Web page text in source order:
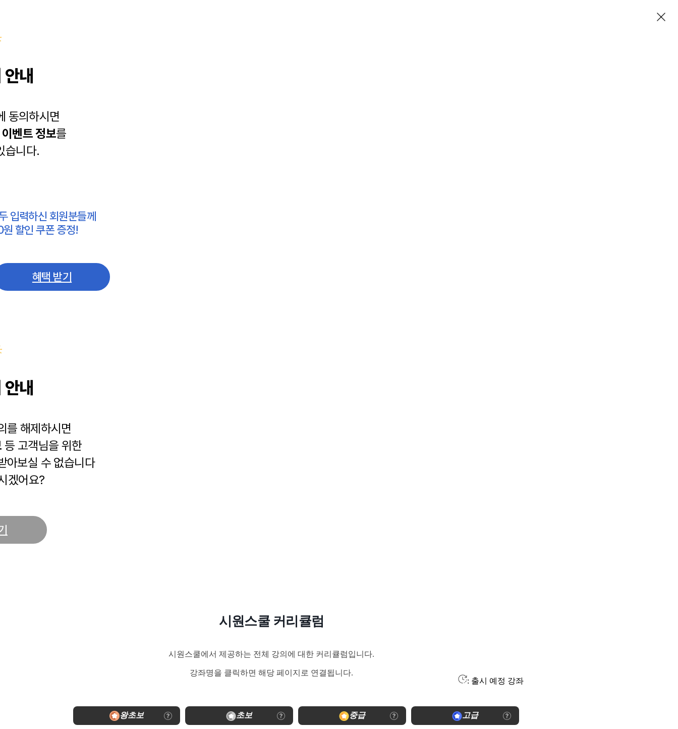
내
동의하시면
이벤트 정보를
습니다.
입력하신 회원분들께
할인 쿠폰 증정!
혜택 받기
내
를 해제하시면
등 고객님을 위한
아보실 수 없습니다
겠어요?
시원스쿨 커리큘럼
시원스쿨에서 제공하는 전체 강의에 대한 커리큘럼입니다.
강좌명을 클릭하면 해당 페이지로 연결됩니다.
: 출시 예정 강좌
왕초보 초보 중급 고급